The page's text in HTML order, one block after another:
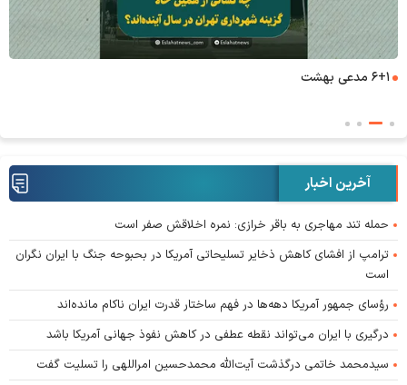
۶+۱ مدعی بهشت
آخرین اخبار
حمله تند مهاجری به باقر خرازی: نمره اخلاقش صفر است
ترامپ از افشای کاهش ذخایر تسلیحاتی آمریکا در بحبوحه جنگ با ایران نگران
است
رؤسای جمهور آمریکا دهه‌ها در فهم ساختار قدرت ایران ناکام مانده‌اند
درگیری با ایران می‌تواند نقطه عطفی در کاهش نفوذ جهانی آمریکا باشد
سیدمحمد خاتمی درگذشت آیت‌الله محمدحسین امراللهی را تسلیت گفت